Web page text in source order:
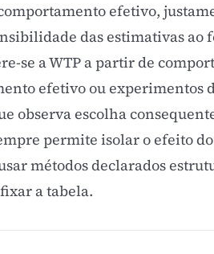
efetivo,
das estimativas ao
se a WTP a partir de
efetivo ou experimentos
observa escolha
permite isolar o efeito
métodos declarados
a tabela.